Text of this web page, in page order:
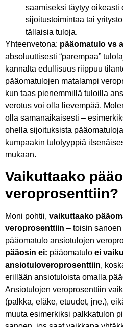
saamiseksi täytyy oikeasti
sijoitustoimintaa tai
tällaisia tuloja.
Yhteenvetona: pääomatulo vs
absoluuttisesti “parempaa”
kannalta edullisuus riippuu
pääomatulojen matalampi
kun taas pienemmillä tuloilla
verotus voi olla lievempää.
olla samanaikaisesti –
ohella sijoituksista
kumpaakin tulotyyppiä
mukaan.
Vaikuttaako
veroprosenttiin?
Moni pohtii, vaikuttaako
veroprosenttiin – toisin
pääomatulo ansiotulojen
pääosin ei: pääomatulo ei
ansiotuloveroprosenttiin,
erillään ansiotuloista omalla
Ansiotulojen veroprosenttiin
(palkka, eläke, etuudet, jne.),
muuta esimerkiksi palkkatulon